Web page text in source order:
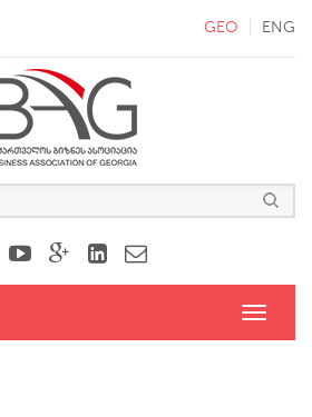
GEO ENG
Toggle